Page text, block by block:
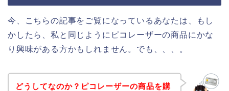
今、こちらの記事をご覧になっているあなたは、もし
かしたら、私と同じようにピコレーザーの商品にかな
り興味がある方かもしれません。でも、、、。
どうしてなのか？ピコレーザーの商品を購